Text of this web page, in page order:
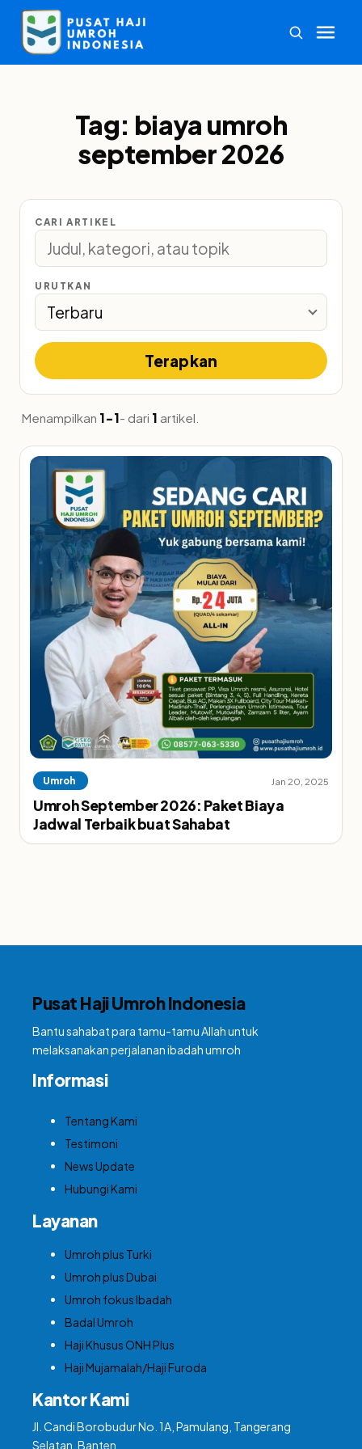
Tag: biaya umroh
september 2026
CARI ARTIKEL
URUTKAN
Terapkan
Menampilkan 1-1- dari 1 artikel.
Umroh Jan 20, 2025
Umroh September 2026: Paket Biaya
Jadwal Terbaik buat Sahabat
Pusat Haji Umroh Indonesia
Bantu sahabat para tamu-tamu Allah untuk
melaksanakan perjalanan ibadah umroh
Informasi
Tentang Kami
Testimoni
News Update
Hubungi Kami
Layanan
Umroh plus Turki
Umroh plus Dubai
Umroh fokus Ibadah
Badal Umroh
Haji Khusus ONH Plus
Haji Mujamalah/Haji Furoda
Kantor Kami
Jl. Candi Borobudur No. 1A, Pamulang, Tangerang
Selatan, Banten